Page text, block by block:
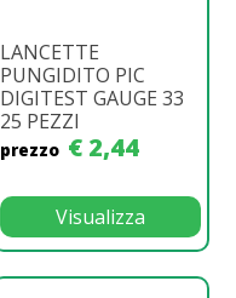
LANCETTE
PUNGIDITO PIC
DIGITEST GAUGE 33
25 PEZZI
prezzo € 2,44
Visualizza